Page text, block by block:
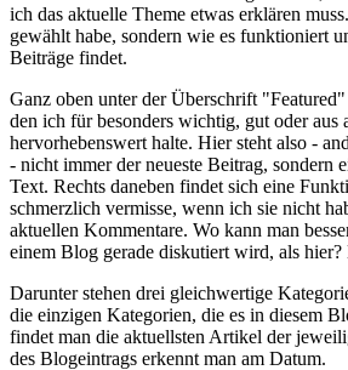
ich das aktuelle Theme etwas erklären
gewählt habe, sondern wie es funktioniert
Beiträge findet.
Ganz oben unter der Überschrift
den ich für besonders wichtig, gut oder aus
hervorhebenswert halte. Hier steht also -
- nicht immer der neueste Beitrag, sondern
Text. Rechts daneben findet sich eine
schmerzlich vermisse, wenn ich sie nicht
aktuellen Kommentare. Wo kann man
einem Blog gerade diskutiert wird, als hier?
Darunter stehen drei gleichwertige
die einzigen Kategorien, die es in diesem
findet man die aktuellsten Artikel der
des Blogeintrags erkennt man am Datum.